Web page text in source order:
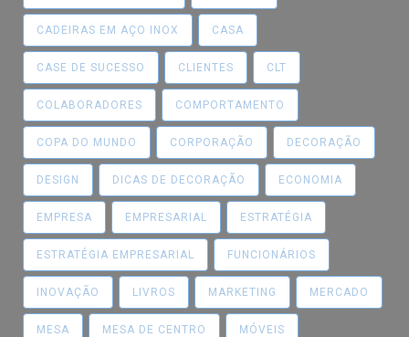
CADEIRAS EM AÇO INOX CASA
CASE DE SUCESSO CLIENTES CLT
COLABORADORES COMPORTAMENTO
COPA DO MUNDO CORPORAÇÃO DECORAÇÃO
DESIGN DICAS DE DECORAÇÃO ECONOMIA
EMPRESA EMPRESARIAL ESTRATÉGIA
ESTRATÉGIA EMPRESARIAL FUNCIONÁRIOS
INOVAÇÃO LIVROS MARKETING MERCADO
MESA MESA DE CENTRO MÓVEIS